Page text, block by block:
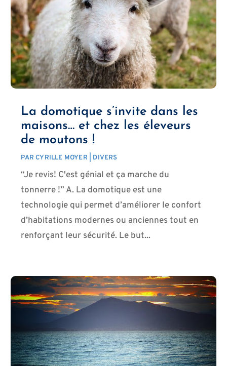
La domotique s’invite dans les
maisons… et chez les éleveurs
de moutons !
PARCYRILLE MOYER DIVERS
“Je revis! C'est génial et ça marche du
tonnerre !” A. La domotique est une
technologie qui permet d’améliorer le confort
d’habitations modernes ou anciennes tout en
renforçant leur sécurité. Le but...